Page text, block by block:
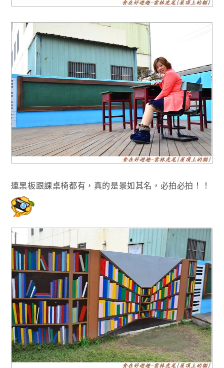
連黑板跟課桌椅都有，真的是景如其名 ，必拍必拍！！